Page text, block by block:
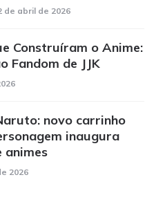
de abril de 2026
Construíram o Anime:
Fandom de JJK
novo carrinho
inaugura
animes
2026